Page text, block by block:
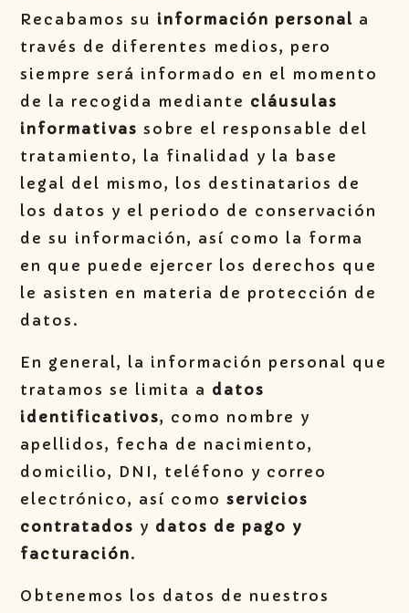
Recabamos su información personal a
través de diferentes medios, pero
siempre será informado en el momento
de la recogida mediante cláusulas
informativas sobre el responsable del
tratamiento, la finalidad y la base
legal del mismo, los destinatarios de
los datos y el periodo de conservación
de su información, así como la forma
en que puede ejercer los derechos que
le asisten en materia de protección de
datos.
En general, la información personal que
tratamos se limita a datos
identificativos, como nombre y
apellidos, fecha de nacimiento,
domicilio, DNI, teléfono y correo
electrónico, así comoservicios
contratados y datos de pago y
facturación.
Obtenemos los datos de nuestros